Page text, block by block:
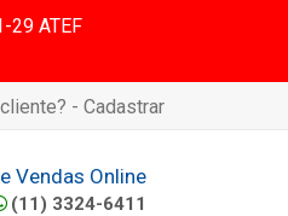
29 ATEF
- Cadastrar
Vendas Online
(11) 3324-6411